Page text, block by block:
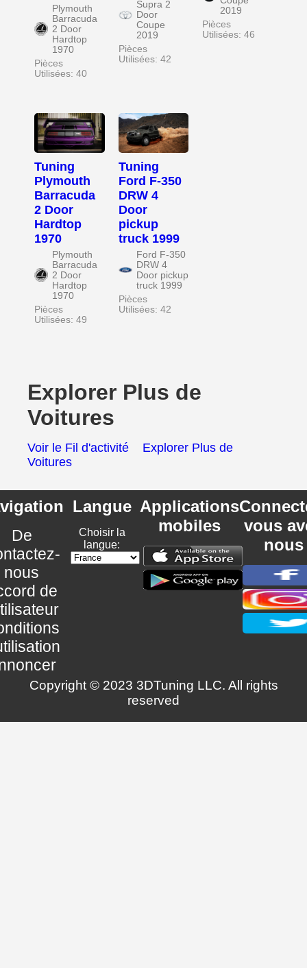
Plymouth
Barracuda
2 Door
Hardtop
1970
Pièces
Utilisées: 40
Supra 2
Door
Coupe
2019
Pièces
Utilisées: 42
2019
Pièces
Utilisées: 46
Tuning
Plymouth
Barracuda
2 Door
Hardtop
1970
Plymouth
Barracuda
2 Door
Hardtop
1970
Pièces
Utilisées: 49
Tuning
Ford F-350
DRW 4
Door
pickup
truck 1999
Ford F-350
DRW 4
Door pickup
truck 1999
Pièces
Utilisées: 42
Explorer Plus de
Voitures
Voir le Fil d'activité
Explorer Plus de
Voitures
De
nous
de
Langue
Choisir la
langue:
Applications
mobiles
vous
nous
Copyright © 2023 3DTuning LLC. All rights
reserved